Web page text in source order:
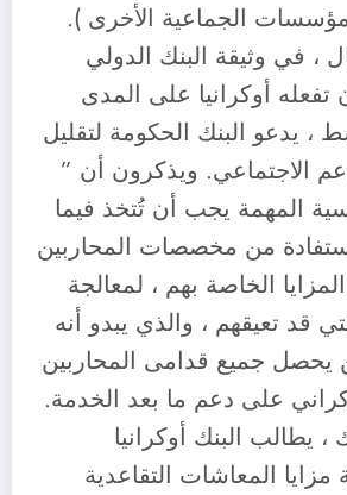
الجماعية الأخرى ).
، في وثيقة البنك الدولي
أوكرانيا على المدى
، يدعو البنك الحكومة لتقليل
الاجتماعي. ويذكرون أن ”
المهمة يجب أن تُتخذ فيما
من مخصصات المحاربين
الخاصة بهم ، لمعالجة
قد تعيقهم ، والذي يبدو أنه
يحصل جميع قدامى المحاربين
على دعم ما بعد الخدمة.
يطالب البنك أوكرانيا
المعاشات التقاعدية